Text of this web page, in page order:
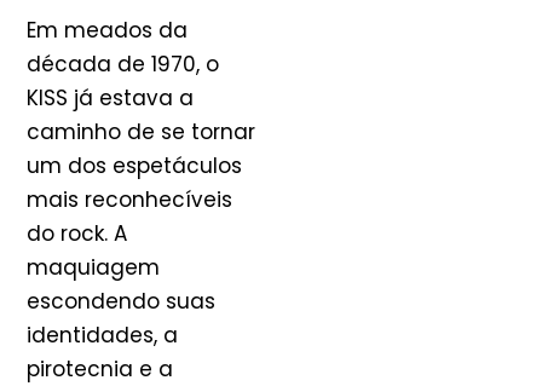
Em meados da
década de 1970, o
KISS já estava a
caminho de se tornar
um dos espetáculos
mais reconhecíveis
do rock. A
maquiagem
escondendo suas
identidades, a
pirotecnia e a